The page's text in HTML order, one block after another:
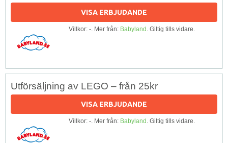
VISA ERBJUDANDE
Villkor: -. Mer från: Babyland. Giltig tills vidare.
Utförsäljning av LEGO – från 25kr
VISA ERBJUDANDE
Villkor: -. Mer från: Babyland. Giltig tills vidare.